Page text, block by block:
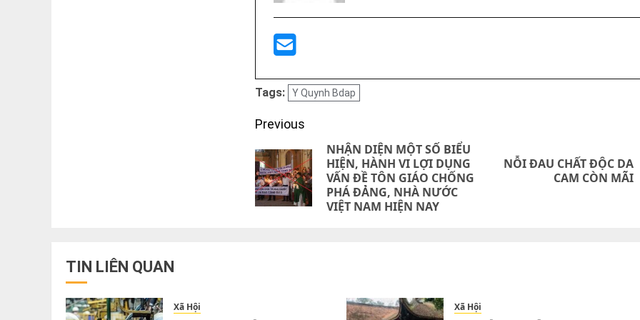
Tags: Y Quynh Bdap
Post
navigation
Previous
Previous
NHẬN DIỆN MỘT SỐ BIỂU
HIỆN, HÀNH VI LỢI DỤNG
VẤN ĐỀ TÔN GIÁO CHỐNG
PHÁ ĐẢNG, NHÀ NƯỚC
VIỆT NAM HIỆN NAY
NextNỖI ĐAU CHẤT ĐỘC DA
CAM CÒN MÃI
TIN LIÊN QUAN
Xã Hội Xã Hội